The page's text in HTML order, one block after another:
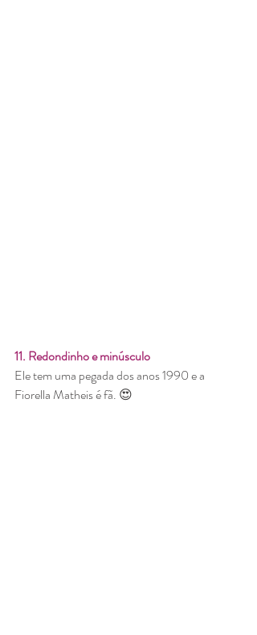
11. Redondinho e minúsculo
Ele tem uma pegada dos anos 1990 e a
Fiorella Matheis é fã. 😍